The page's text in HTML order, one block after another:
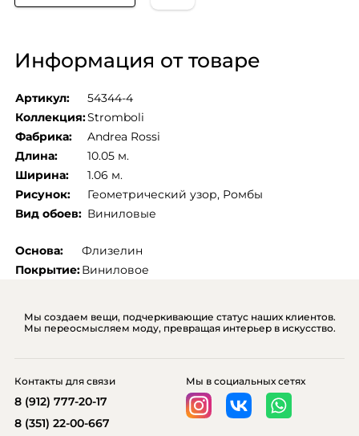
Информация от товаре
Артикул:
54344-4
Коллекция:Stromboli
Фабрика:
Andrea Rossi
Длина:
10.05 м.
Ширина:
1.06 м.
Рисунок:
Геометрический узор, Ромбы
Вид обоев: Виниловые
Основа:
Флизелин
Покрытие:Виниловое
Мы создаем вещи, подчеркивающие статус наших клиентов.
Мы переосмысляем моду, превращая интерьер в искусство.
Мы в социальных сетях
Контакты для связи
8 (912) 777-20-17
8 (351) 22-00-667